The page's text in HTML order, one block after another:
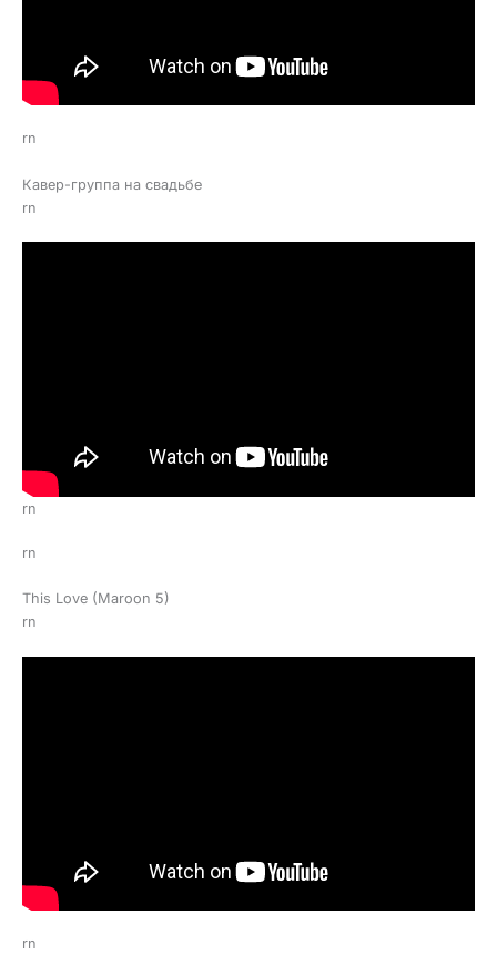
rn
Кавер-группа на свадьбе
rn
rn
rn
This Love (Maroon 5)
rn
rn